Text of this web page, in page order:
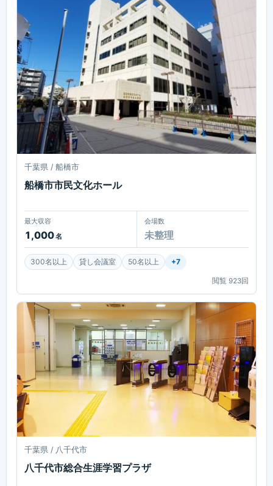
千葉県 / 船橋市
船橋市市民文化ホール
最大収容
1,000名
会場数
未整理
300名以上 貸し会議室 50名以上 +7
閲覧 923回
千葉県 / 八千代市
八千代市総合生涯学習プラザ